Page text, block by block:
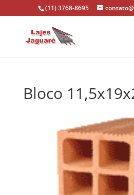
(11) 3768-8695
Bloco